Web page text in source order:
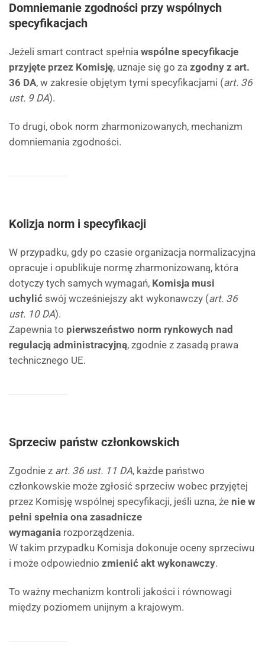
Domniemanie zgodności przy wspólnych
specyfikacjach
Jeżeli smart contract spełnia wspólne specyfikacje
przyjęte przez Komisję, uznaje się go za zgodny z art.
36 DA, w zakresie objętym tymi specyfikacjami (art. 36
ust. 9 DA).
To drugi, obok norm zharmonizowanych, mechanizm
domniemania zgodności.
Kolizja norm i specyfikacji
W przypadku, gdy po czasie organizacja normalizacyjna
opracuje i opublikuje normę zharmonizowaną, która
dotyczy tych samych wymagań, Komisja musi
uchylić swój wcześniejszy akt wykonawczy (art. 36
ust. 10 DA).
Zapewnia to pierwszeństwo norm rynkowych nad
regulacją administracyjną, zgodnie z zasadą prawa
technicznego UE.
Sprzeciw państw członkowskich
Zgodnie z art. 36 ust. 11 DA, każde państwo
członkowskie może zgłosić sprzeciw wobec przyjętej
przez Komisję wspólnej specyfikacji, jeśli uzna, że nie w
pełni spełnia ona zasadnicze
wymagania rozporządzenia.
W takim przypadku Komisja dokonuje oceny sprzeciwu
i może odpowiednio zmienić akt wykonawczy.
To ważny mechanizm kontroli jakości i równowagi
między poziomem unijnym a krajowym.